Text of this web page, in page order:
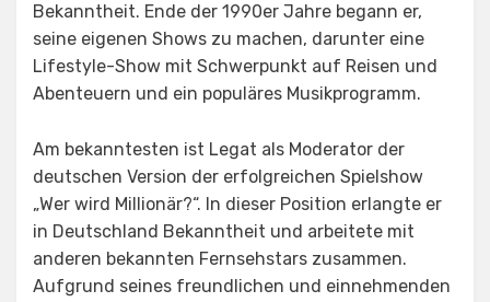
Bekanntheit. Ende der 1990er Jahre begann er,
seine eigenen Shows zu machen, darunter eine
Lifestyle-Show mit Schwerpunkt auf Reisen und
Abenteuern und ein populäres Musikprogramm.
Am bekanntesten ist Legat als Moderator der
deutschen Version der erfolgreichen Spielshow
„Wer wird Millionär?“. In dieser Position erlangte er
in Deutschland Bekanntheit und arbeitete mit
anderen bekannten Fernsehstars zusammen.
Aufgrund seines freundlichen und einnehmenden